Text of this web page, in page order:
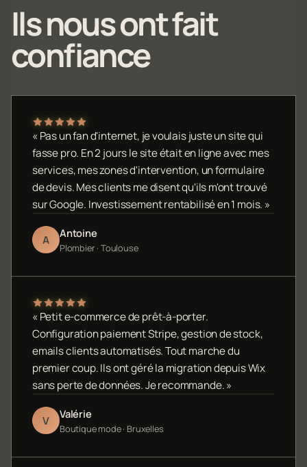
Ils nous ont fait
confiance
« Pas un fan d'internet, je voulais juste un site qui
fasse pro. En 2 jours le site était en ligne avec mes
services, mes zones d'intervention, un formulaire
de devis. Mes clients me disent qu'ils m'ont trouvé
sur Google. Investissement rentabilisé en 1 mois. »
A Antoine
Plombier · Toulouse
« Petit e-commerce de prêt-à-porter.
Configuration paiement Stripe, gestion de stock,
emails clients automatisés. Tout marche du
premier coup. Ils ont géré la migration depuis Wix
sans perte de données. Je recommande. »
V Valérie
Boutique mode · Bruxelles